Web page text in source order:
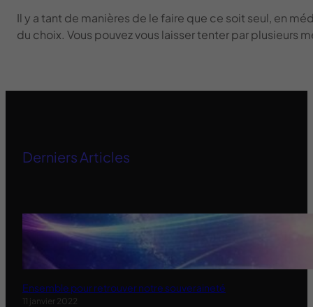
Il y a tant de manières de le faire que ce soit seul, en
du choix. Vous pouvez vous laisser tenter par plusieurs
Derniers Articles
Ensemble pour retrouver notre souveraineté
11 janvier 2022